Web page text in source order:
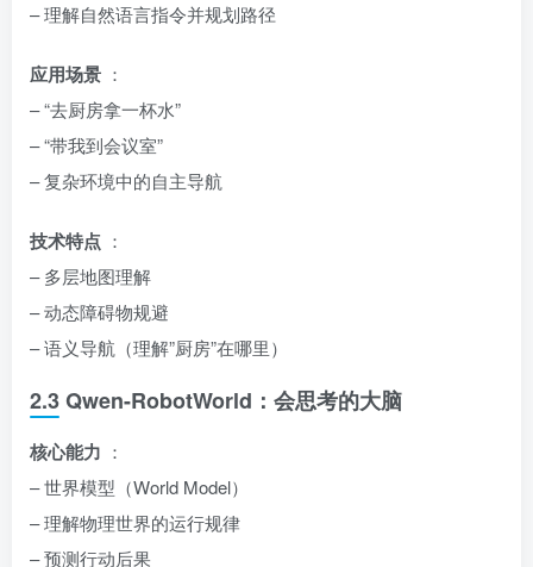
– 理解自然语言指令并规划路径
应用场景 ：
– “去厨房拿一杯水”
– “带我到会议室”
– 复杂环境中的自主导航
技术特点 ：
– 多层地图理解
– 动态障碍物规避
– 语义导航（理解”厨房”在哪里）
2.3 Qwen-RobotWorld：会思考的大脑
核心能力 ：
– 世界模型（World Model）
– 理解物理世界的运行规律
– 预测行动后果